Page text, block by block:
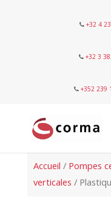
+32 4
+32 3
+352 239
Accueil / Pompes
verticales /